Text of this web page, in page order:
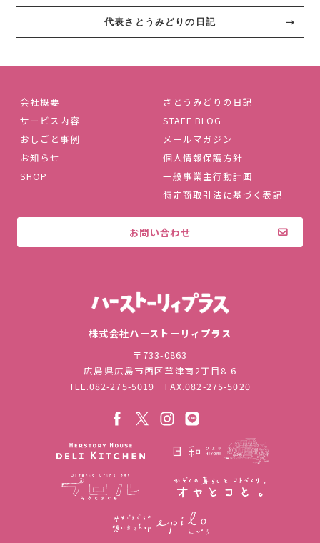
代表さとうみどりの日記
会社概要
サービス内容
おしごと事例
お知らせ
SHOP
さとうみどりの日記
STAFF BLOG
メールマガジン
個人情報保護方針
一般事業主行動計画
特定商取引法に基づく表記
お問い合わせ
株式会社ハーストーリィプラス
〒733-0863
広島県広島市西区草津南2丁目8-6
TEL.082-275-5019 FAX.082-275-5020